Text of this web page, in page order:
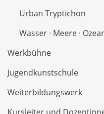
Urban Tryptichon
Wasser · Meere ·
Werkbühne
Jugendkunstschule
Weiterbildungswerk